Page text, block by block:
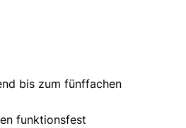
bis zum fünffachen
funktionsfest